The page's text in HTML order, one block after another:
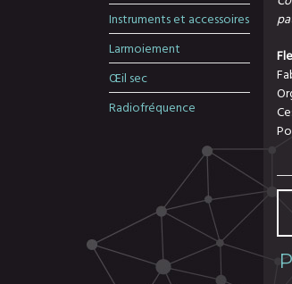
Instruments et accessoires
Larmoiement
Œil sec
Radiofréquence